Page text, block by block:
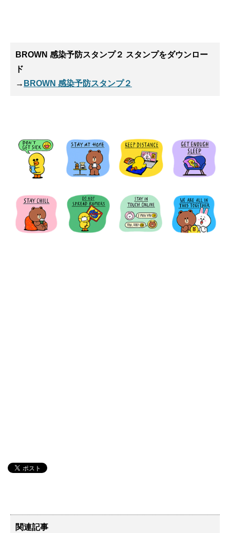
BROWN 感染予防スタンプ２ スタンプをダウンロー
ド
→ BROWN 感染予防スタンプ２
関連記事